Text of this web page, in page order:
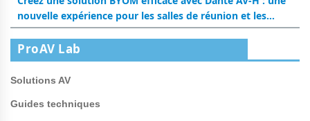
nouvelle expérience pour les salles de réunion et les
salles de classe
ProAV Lab
Solutions AV
Guides techniques